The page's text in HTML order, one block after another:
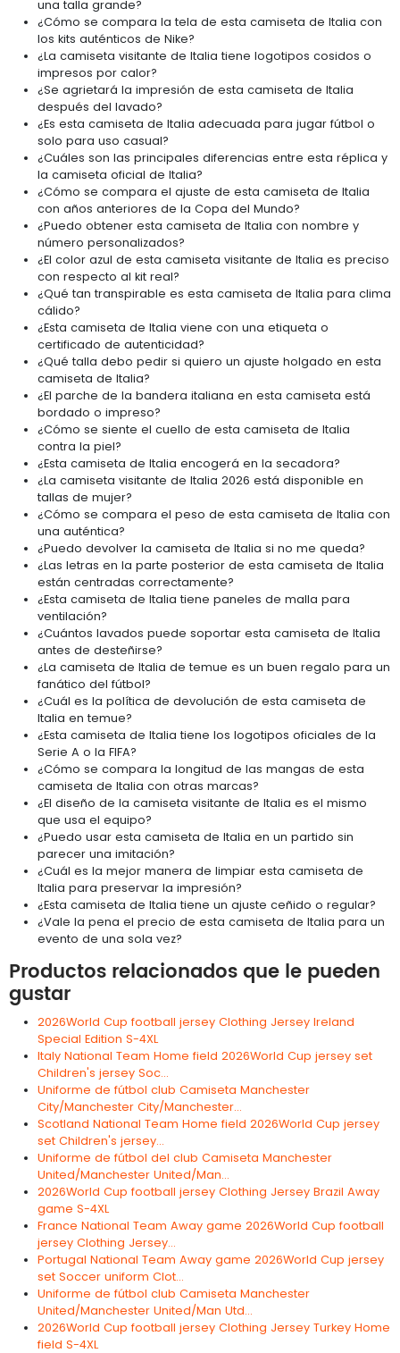
una talla grande?
¿Cómo se compara la tela de esta camiseta de Italia con
los kits auténticos de Nike?
¿La camiseta visitante de Italia tiene logotipos cosidos o
impresos por calor?
¿Se agrietará la impresión de esta camiseta de Italia
después del lavado?
¿Es esta camiseta de Italia adecuada para jugar fútbol o
solo para uso casual?
¿Cuáles son las principales diferencias entre esta réplica y
la camiseta oficial de Italia?
¿Cómo se compara el ajuste de esta camiseta de Italia
con años anteriores de la Copa del Mundo?
¿Puedo obtener esta camiseta de Italia con nombre y
número personalizados?
¿El color azul de esta camiseta visitante de Italia es preciso
con respecto al kit real?
¿Qué tan transpirable es esta camiseta de Italia para clima
cálido?
¿Esta camiseta de Italia viene con una etiqueta o
certificado de autenticidad?
¿Qué talla debo pedir si quiero un ajuste holgado en esta
camiseta de Italia?
¿El parche de la bandera italiana en esta camiseta está
bordado o impreso?
¿Cómo se siente el cuello de esta camiseta de Italia
contra la piel?
¿Esta camiseta de Italia encogerá en la secadora?
¿La camiseta visitante de Italia 2026 está disponible en
tallas de mujer?
¿Cómo se compara el peso de esta camiseta de Italia con
una auténtica?
¿Puedo devolver la camiseta de Italia si no me queda?
¿Las letras en la parte posterior de esta camiseta de Italia
están centradas correctamente?
¿Esta camiseta de Italia tiene paneles de malla para
ventilación?
¿Cuántos lavados puede soportar esta camiseta de Italia
antes de desteñirse?
¿La camiseta de Italia de temue es un buen regalo para un
fanático del fútbol?
¿Cuál es la política de devolución de esta camiseta de
Italia en temue?
¿Esta camiseta de Italia tiene los logotipos oficiales de la
Serie A o la FIFA?
¿Cómo se compara la longitud de las mangas de esta
camiseta de Italia con otras marcas?
¿El diseño de la camiseta visitante de Italia es el mismo
que usa el equipo?
¿Puedo usar esta camiseta de Italia en un partido sin
parecer una imitación?
¿Cuál es la mejor manera de limpiar esta camiseta de
Italia para preservar la impresión?
¿Esta camiseta de Italia tiene un ajuste ceñido o regular?
¿Vale la pena el precio de esta camiseta de Italia para un
evento de una sola vez?
Productos relacionados que le pueden
gustar
2026World Cup football jersey Clothing Jersey Ireland
Special Edition S-4XL
Italy National Team Home field 2026World Cup jersey set
Children's jersey Soc...
Uniforme de fútbol club Camiseta Manchester
City/Manchester City/Manchester...
Scotland National Team Home field 2026World Cup jersey
set Children's jersey...
Uniforme de fútbol del club Camiseta Manchester
United/Manchester United/Man...
2026World Cup football jersey Clothing Jersey Brazil Away
game S-4XL
France National Team Away game 2026World Cup football
jersey Clothing Jersey...
Portugal National Team Away game 2026World Cup jersey
set Soccer uniform Clot...
Uniforme de fútbol club Camiseta Manchester
United/Manchester United/Man Utd...
2026World Cup football jersey Clothing Jersey Turkey Home
field S-4XL